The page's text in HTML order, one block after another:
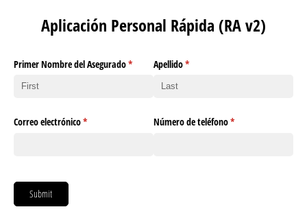
Aplicación Personal Rápida (RA v2)
Primer Nombre del Asegurado*
(required)Apellido*
(required)
Correo electrónico*
(required) Número de teléfono*
(required)
Submit